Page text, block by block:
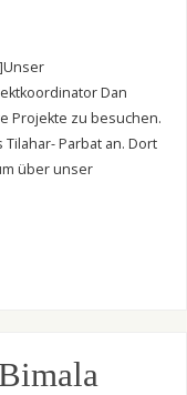
Dan
Projekte zu besuchen.
Parbat an. Dort
über unser